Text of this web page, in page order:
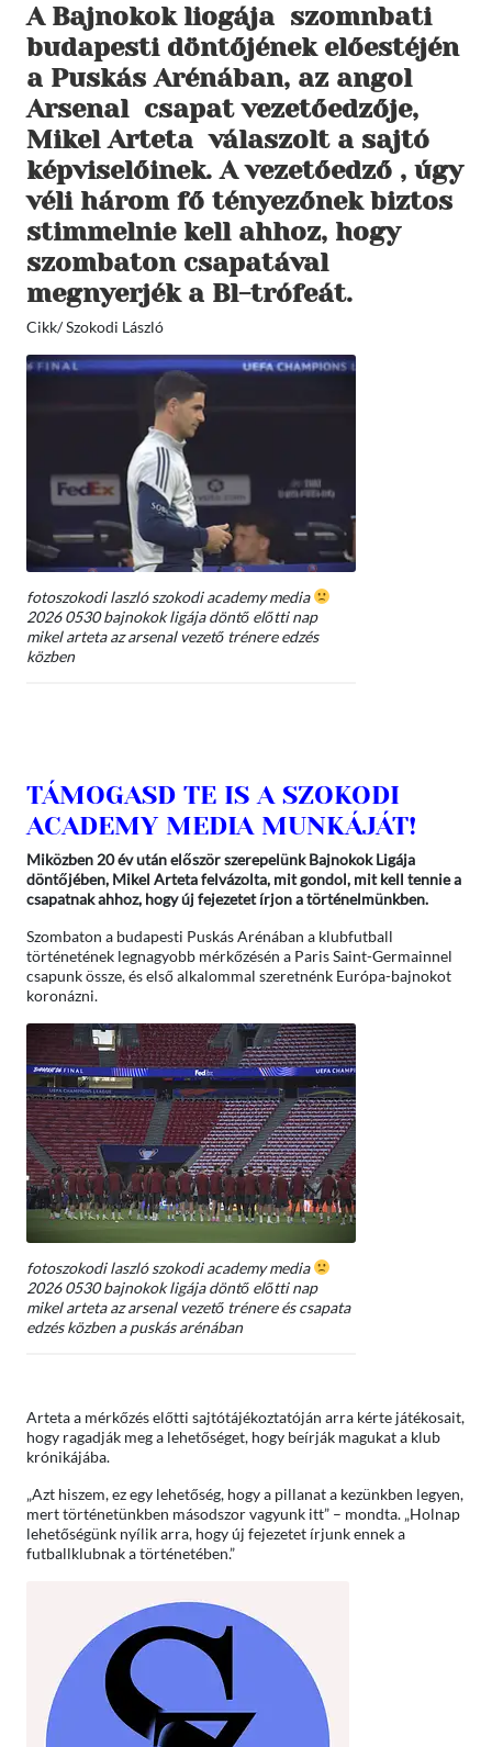
A Bajnokok liogája szomnbati
budapesti döntőjének előestéjén
a Puskás Arénában, az angol
Arsenal csapat vezetőedzője,
Mikel Arteta válaszolt a sajtó
képviselőinek. A vezetőedző , úgy
véli három fő tényezőnek biztos
stimmelnie kell ahhoz, hogy
szombaton csapatával
megnyerjék a Bl-trófeát.
Cikk/ Szokodi László
fotoszokodi laszló szokodi academy media
2026 0530 bajnokok ligája döntő előtti nap
mikel arteta az arsenal vezető trénere edzés
közben
TÁMOGASD TE IS A SZOKODI
ACADEMY MEDIA MUNKÁJÁT!
Miközben 20 év után először szerepelünk Bajnokok Ligája
döntőjében, Mikel Arteta felvázolta, mit gondol, mit kell tennie a
csapatnak ahhoz, hogy új fejezetet írjon a történelmünkben.
Szombaton a budapesti Puskás Arénában a klubfutball
történetének legnagyobb mérkőzésén a Paris Saint-Germainnel
csapunk össze, és első alkalommal szeretnénk Európa-bajnokot
koronázni.
fotoszokodi laszló szokodi academy media
2026 0530 bajnokok ligája döntő előtti nap
mikel arteta az arsenal vezető trénere és csapata
edzés közben a puskás arénában
Arteta a mérkőzés előtti sajtótájékoztatóján arra kérte játékosait,
hogy ragadják meg a lehetőséget, hogy beírják magukat a klub
krónikájába.
„Azt hiszem, ez egy lehetőség, hogy a pillanat a kezünkben legyen,
mert történetünkben másodszor vagyunk itt” – mondta. „Holnap
lehetőségünk nyílik arra, hogy új fejezetet írjunk ennek a
futballklubnak a történetében.”